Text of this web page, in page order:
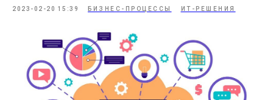
2023-02-20 15:39 БИЗНЕС-ПРОЦЕССЫ ИТ-РЕШЕНИЯ